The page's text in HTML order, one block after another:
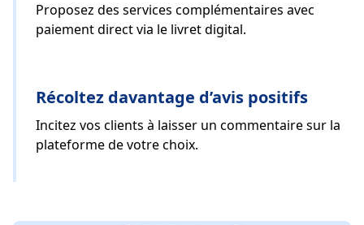
Proposez des services complémentaires avec
paiement direct via le livret digital.
Récoltez davantage d’avis positifs
Incitez vos clients à laisser un commentaire sur la
plateforme de votre choix.